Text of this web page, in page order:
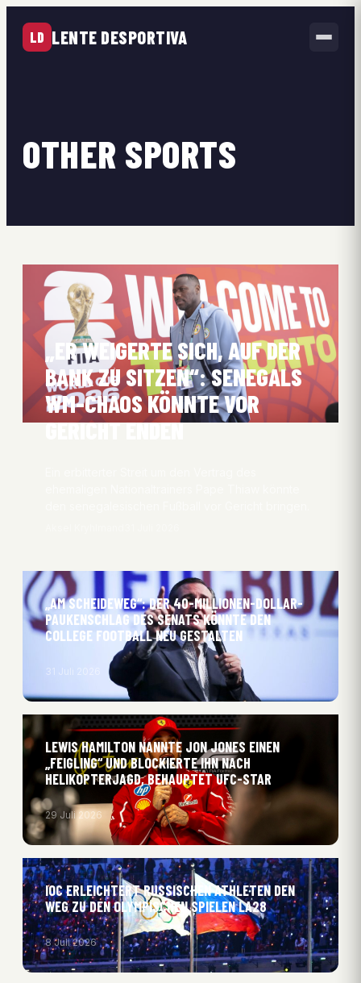
LD LENTE DESPORTIVA
OTHER SPORTS
„ER WEIGERTE SICH, AUF DER
BANK ZU SITZEN“: SENEGALS
WM-CHAOS KÖNNTE VOR
GERICHT ENDEN
„AM SCHEIDEWEG“: DER 40-MILLIONEN-DOLLAR-
PAUKENSCHLAG DES SENATS KÖNNTE DEN
COLLEGE FOOTBALL NEU GESTALTEN
31 Juli 2026
LEWIS HAMILTON NANNTE JON JONES EINEN
„FEIGLING“ UND BLOCKIERTE IHN NACH
HELIKOPTERJAGD, BEHAUPTET UFC-STAR
29 Juli 2026
IOC ERLEICHTERT RUSSISCHEN ATHLETEN DEN
WEG ZU DEN OLYMPISCHEN SPIELEN LA28
8 Juli 2026